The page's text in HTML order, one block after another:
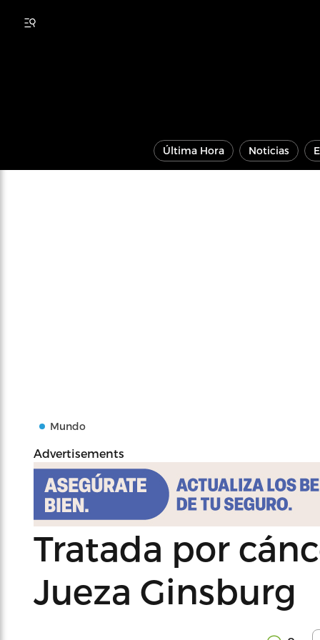
Última Hora Noticias
Mundo
Advertisements
Tratada por
Jueza Ginsburg